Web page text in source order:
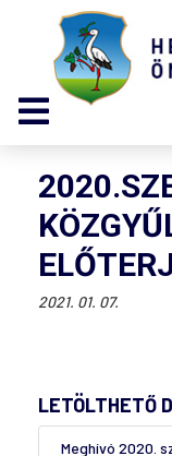
2021. 01. 07.
LETÖLTHETŐ
Meghívó 2020.